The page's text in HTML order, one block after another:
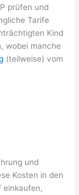
prüfen und
Tarife
Kind
wobei manche
(teilweise) vom
und
Kosten in den
einkaufen,